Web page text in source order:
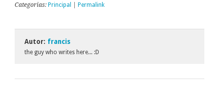
Categorias: Principal Permalink
Autor: francis
the guy who writes here... :D